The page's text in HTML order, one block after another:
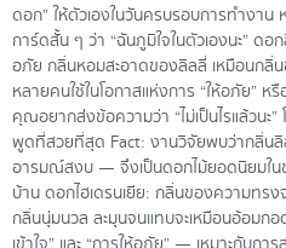
ดอก” ให้ตัวเองในวันครบรอบการทำงาน
การ์ดสั้น ๆ ว่า “ฉันภูมิใจในตัวเองนะ” ด
อภัย กลิ่นหอมสะอาดของลิลลี่ เหมือนกลิ่
หลายคนใช้ในโอกาสแห่งการ “ให้อภัย”
คุณอยากส่งข้อความว่า “ไม่เป็นไรแล้วนะ
พูดที่สวยที่สุด Fact: งานวิจัยพบว่ากลิ่นลิ
อารมณ์สงบ — จึงเป็นดอกไม้ยอดนิยมใ
บ้าน ดอกไฮเดรนเยีย: กลิ่นของความทรง
กลิ่นนุ่มนวล ละมุนจนแทบจะเหมือนอ้อมก